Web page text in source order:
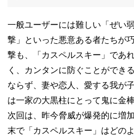
一般ユーザーには難しい「ぜい
撃」といった悪意ある者たちが
撃も、「カスペルスキー」であ
く、カンタンに防ぐことができ
ならず、妻や恋人、愛する我が
は一家の大黒柱にとって鬼に金
次回は、昨今脅威が爆発的に増
末で「カスペルスキー」はどの